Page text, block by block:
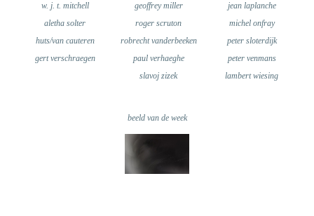
jean laplanche
geoffrey miller
w. j. t. mitchell
michel onfray
roger scruton
aletha solter
peter sloterdijk
robrecht vanderbeeken
huts/van cauteren
peter venmans
paul verhaeghe
gert verschraegen
lambert wiesing
slavoj zizek
beeld van de week